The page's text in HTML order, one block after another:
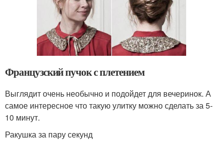
Французский пучок с плетением
Выглядит очень необычно и подойдет для вечеринок. А
самое интересное что такую улитку можно сделать за 5-
10 минут.
Ракушка за пару секунд